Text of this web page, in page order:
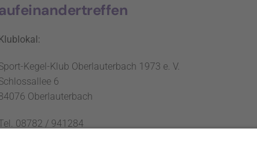
Kegel-Klub Oberlauterbach 1973 e. V.
6
Oberlauterbach
08782 / 941284